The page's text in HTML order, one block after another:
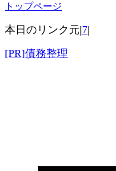
トップページ
本日のリンク元|7|
[PR]債務整理